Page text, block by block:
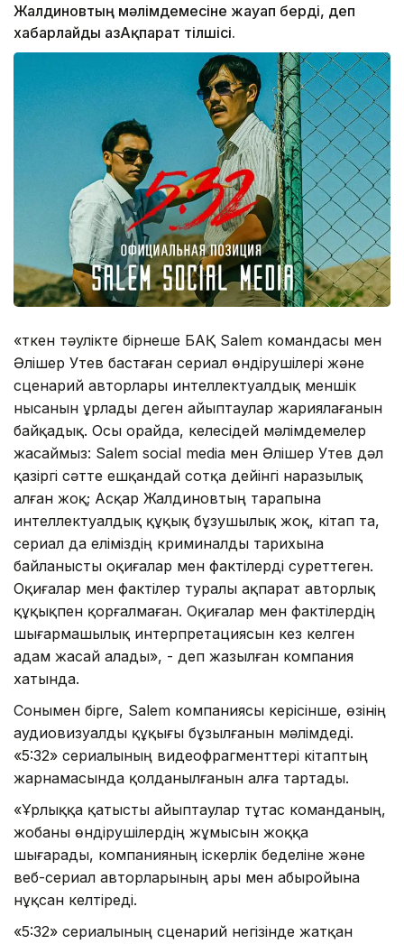
Жалдиновтың мәлімдемесіне жауап берді, деп
хабарлайды ҚазАқпарат тілшісі.
«Өткен тәулікте бірнеше БАҚ Salem командасы мен
Әлішер Утев бастаған сериал өндірушілері және
сценарий авторлары интеллектуалдық меншік
нысанын ұрлады деген айыптаулар жариялағанын
байқадық. Осы орайда, келесідей мәлімдемелер
жасаймыз: Salem social media мен Әлішер Утев дәл
қазіргі сәтте ешқандай сотқа дейінгі наразылық
алған жоқ; Асқар Жалдиновтың тарапына
интеллектуалдық құқық бұзушылық жоқ, кітап та,
сериал да еліміздің криминалды тарихына
байланысты оқиғалар мен фактілерді суреттеген.
Оқиғалар мен фактілер туралы ақпарат авторлық
құқықпен қорғалмаған. Оқиғалар мен фактілердің
шығармашылық интерпретациясын кез келген
адам жасай алады», - деп жазылған компания
хатында.
Сонымен бірге, Salem компаниясы керісінше, өзінің
аудиовизуалды құқығы бұзылғанын мәлімдеді.
«5:32» сериалының видеофрагменттері кітаптың
жарнамасында қолданылғанын алға тартады.
«Ұрлыққа қатысты айыптаулар тұтас команданың,
жобаны өндірушілердің жұмысын жоққа
шығарады, компанияның іскерлік беделіне және
веб-сериал авторларының ары мен абыройына
нұқсан келтіреді.
«5:32» сериалының сценарий негізінде жатқан